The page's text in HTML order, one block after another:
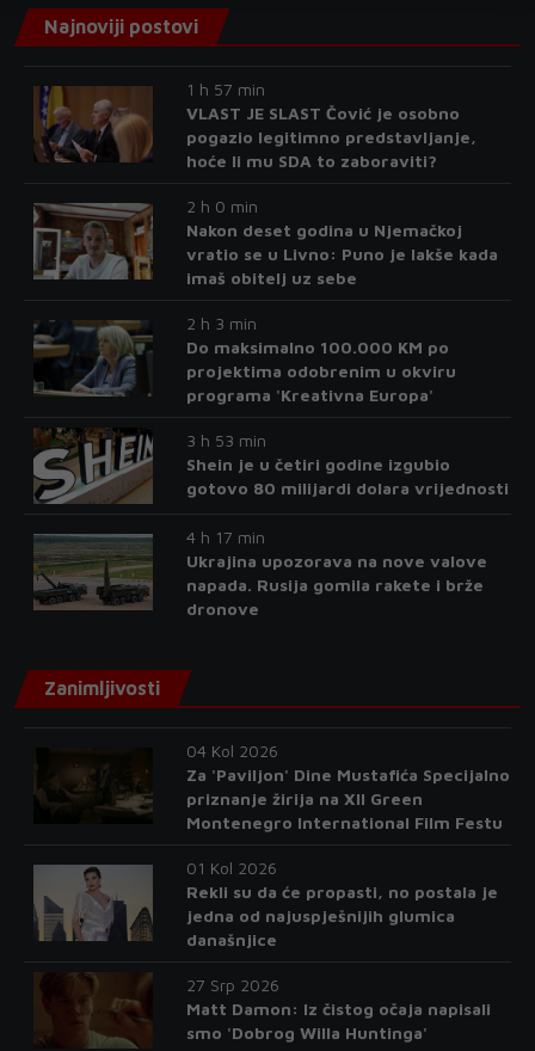
Najnoviji postovi
1 h 57 min
VLAST JE SLAST Čović je osobno
pogazio legitimno predstavljanje,
hoće li mu SDA to zaboraviti?
2 h 0 min
Nakon deset godina u Njemačkoj
vratio se u Livno: Puno je lakše kada
imaš obitelj uz sebe
2 h 3 min
Do maksimalno 100.000 KM po
projektima odobrenim u okviru
programa 'Kreativna Europa'
3 h 53 min
Shein je u četiri godine izgubio
gotovo 80 milijardi dolara vrijednosti
4 h 17 min
Ukrajina upozorava na nove valove
napada. Rusija gomila rakete i brže
dronove
Zanimljivosti
04 Kol 2026
Za 'Paviljon' Dine Mustafića Specijalno
priznanje žirija na XII Green
Montenegro International Film Festu
01 Kol 2026
Rekli su da će propasti, no postala je
jedna od najuspješnijih glumica
današnjice
27 Srp 2026
Matt Damon: Iz čistog očaja napisali
smo 'Dobrog Willa Huntinga'